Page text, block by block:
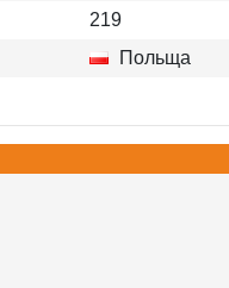
219
Польща